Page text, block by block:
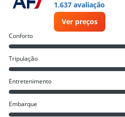
1.637 avaliação
Ver preços
Conforto
Tripulação
Entretenimento
Embarque